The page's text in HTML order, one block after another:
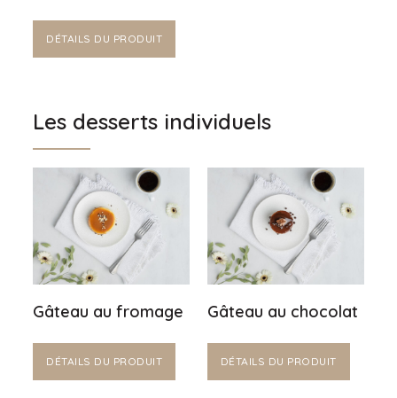
DÉTAILS DU PRODUIT
Les desserts individuels
Gâteau au fromage
DÉTAILS DU PRODUIT
Gâteau au chocolat
DÉTAILS DU PRODUIT